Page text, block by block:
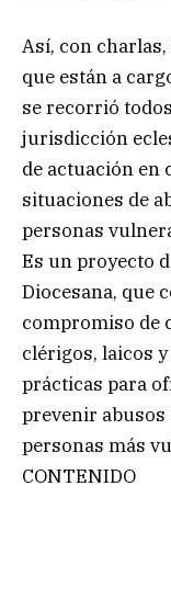
Así, con
que están a
se recorrió
jurisdicción
de actuación en
situaciones de
personas
Es un proyecto
Diocesana, que
compromiso de
clérigos, laicos
prácticas para
prevenir abusos
personas más
CONTENIDO